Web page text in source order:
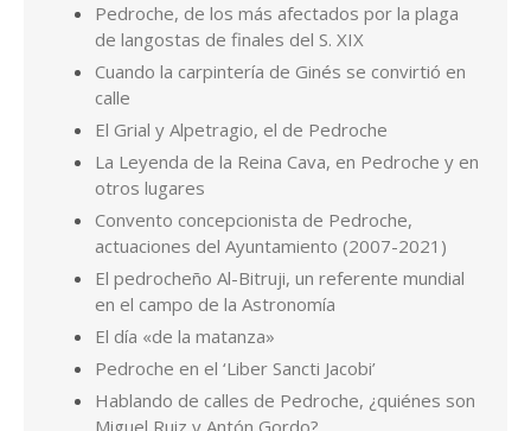
Pedroche, de los más afectados por la plaga
de langostas de finales del S. XIX
Cuando la carpintería de Ginés se convirtió en
calle
El Grial y Alpetragio, el de Pedroche
La Leyenda de la Reina Cava, en Pedroche y en
otros lugares
Convento concepcionista de Pedroche,
actuaciones del Ayuntamiento (2007-2021)
El pedrocheño Al-Bitruji, un referente mundial
en el campo de la Astronomía
El día «de la matanza»
Pedroche en el ‘Liber Sancti Jacobi’
Hablando de calles de Pedroche, ¿quiénes son